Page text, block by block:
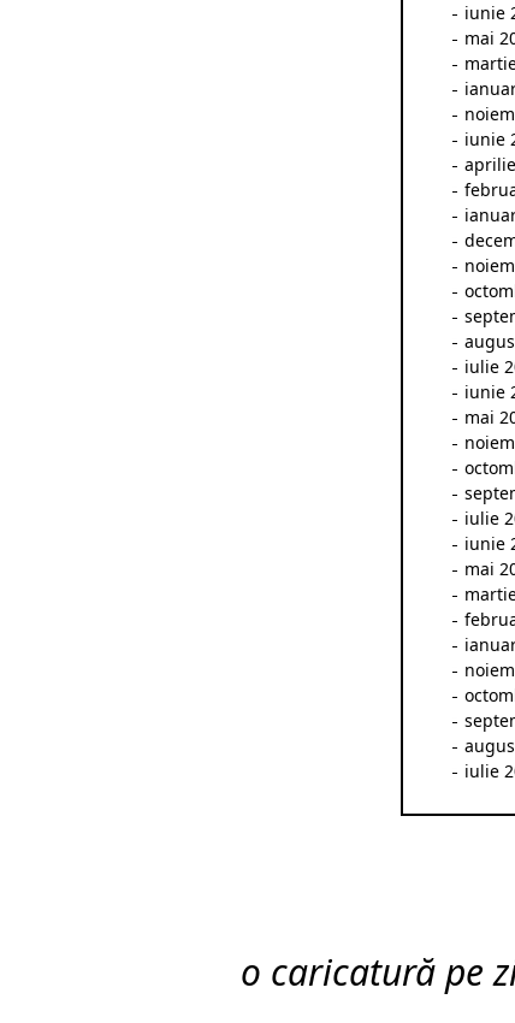
iunie
mai
iunie
iulie
iunie
mai
iulie
iunie
mai
iulie
o caricatură pe